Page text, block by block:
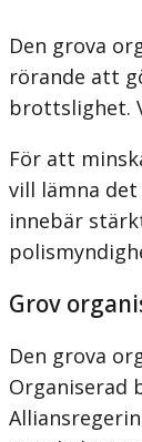
Den grova
rörande att
brottslighet.
För att
vill lämna
innebär
Grov
Den grova
Organiserad